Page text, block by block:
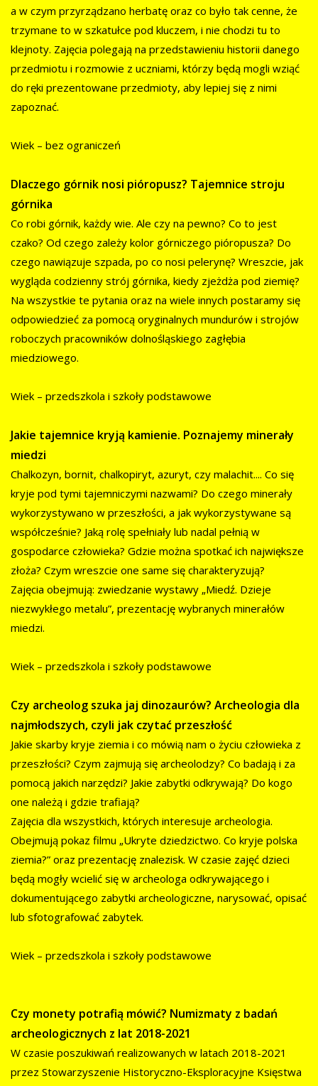
a w czym przyrządzano herbatę oraz co było tak cenne, że
trzymane to w szkatułce pod kluczem, i nie chodzi tu to
klejnoty. Zajęcia polegają na przedstawieniu historii danego
przedmiotu i rozmowie z uczniami, którzy będą mogli wziąć
do ręki prezentowane przedmioty, aby lepiej się z nimi
zapoznać.
Wiek – bez ograniczeń
Dlaczego górnik nosi pióropusz? Tajemnice stroju
górnika
Co robi górnik, każdy wie. Ale czy na pewno? Co to jest
czako? Od czego zależy kolor górniczego pióropusza? Do
czego nawiązuje szpada, po co nosi pelerynę? Wreszcie, jak
wygląda codzienny strój górnika, kiedy zjeżdża pod ziemię?
Na wszystkie te pytania oraz na wiele innych postaramy się
odpowiedzieć za pomocą oryginalnych mundurów i strojów
roboczych pracowników dolnośląskiego zagłębia
miedziowego.
Wiek – przedszkola i szkoły podstawowe
Jakie tajemnice kryją kamienie. Poznajemy minerały
miedzi
Chalkozyn, bornit, chalkopiryt, azuryt, czy malachit.... Co się
kryje pod tymi tajemniczymi nazwami? Do czego minerały
wykorzystywano w przeszłości, a jak wykorzystywane są
współcześnie? Jaką rolę spełniały lub nadal pełnią w
gospodarce człowieka? Gdzie można spotkać ich największe
złoża? Czym wreszcie one same się charakteryzują?
Zajęcia obejmują: zwiedzanie wystawy „Miedź. Dzieje
niezwykłego metalu”, prezentację wybranych minerałów
miedzi.
Wiek – przedszkola i szkoły podstawowe
Czy archeolog szuka jaj dinozaurów? Archeologia dla
najmłodszych, czyli jak czytać przeszłość
Jakie skarby kryje ziemia i co mówią nam o życiu człowieka z
przeszłości? Czym zajmują się archeolodzy? Co badają i za
pomocą jakich narzędzi? Jakie zabytki odkrywają? Do kogo
one należą i gdzie trafiają?
Zajęcia dla wszystkich, których interesuje archeologia.
Obejmują pokaz filmu „Ukryte dziedzictwo. Co kryje polska
ziemia?” oraz prezentację znalezisk. W czasie zajęć dzieci
będą mogły wcielić się w archeologa odkrywającego i
dokumentującego zabytki archeologiczne, narysować, opisać
lub sfotografować zabytek.
Wiek – przedszkola i szkoły podstawowe
Czy monety potrafią mówić? Numizmaty z badań
archeologicznych z lat 2018-2021
W czasie poszukiwań realizowanych w latach 2018-2021
przez Stowarzyszenie Historyczno-Eksploracyjne Księstwa